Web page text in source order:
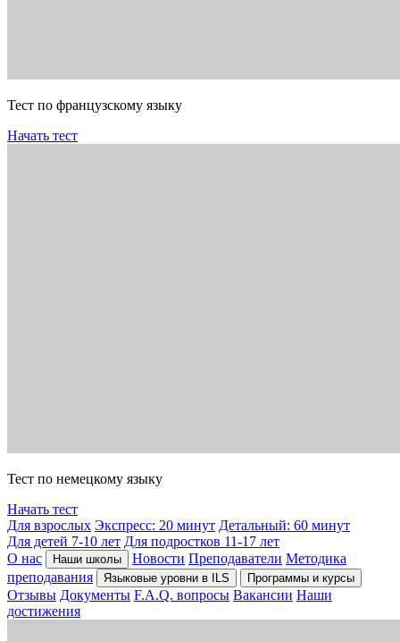
Тест по французскому языку
Начать тест
Тест по немецкому языку
Начать тест
Для взрослых Экспресс: 20 минут Детальный: 60 минут
Для детей 7-10 лет Для подростков 11-17 лет
О нас
Наши школы Новости Преподаватели Методика
преподавания
Языковые уровни в ILS Программы и курсы
Отзывы Документы F.A.Q. вопросы Вакансии Наши
достижения